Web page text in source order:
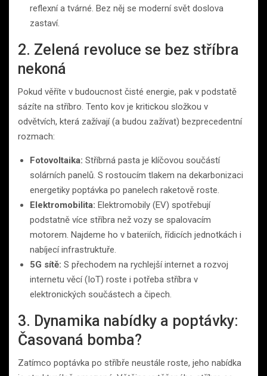
reflexní a tvárné. Bez něj se moderní svět doslova
zastaví.
2. Zelená revoluce se bez stříbra
nekoná
Pokud věříte v budoucnost čisté energie, pak v podstatě
sázíte na stříbro. Tento kov je kritickou složkou v
odvětvích, která zažívají (a budou zažívat) bezprecedentní
rozmach:
Fotovoltaika: Stříbrná pasta je klíčovou součástí
solárních panelů. S rostoucím tlakem na dekarbonizaci
energetiky poptávka po panelech raketově roste.
Elektromobilita: Elektromobily (EV) spotřebují
podstatně více stříbra než vozy se spalovacím
motorem. Najdeme ho v bateriích, řídicích jednotkách i
nabíjecí infrastruktuře.
5G sítě: S přechodem na rychlejší internet a rozvoj
internetu věcí (IoT) roste i potřeba stříbra v
elektronických součástech a čipech.
3. Dynamika nabídky a poptávky:
Časovaná bomba?
Zatímco poptávka po stříbře neustále roste, jeho nabídka